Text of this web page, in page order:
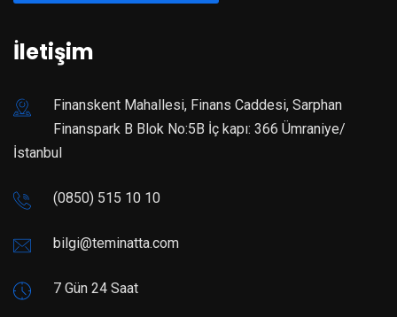
İletişim
Finanskent Mahallesi, Finans Caddesi, Sarphan
Finanspark B Blok No:5B İç kapı: 366 Ümraniye/
İstanbul
(0850) 515 10 10
bilgi@teminatta.com
7 Gün 24 Saat